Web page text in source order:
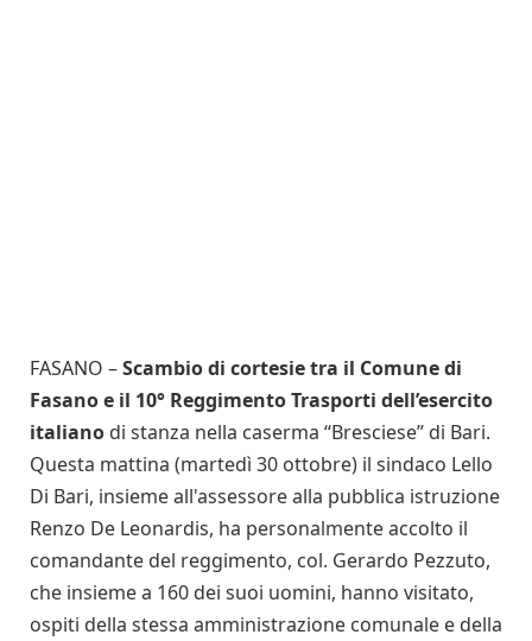
FASANO –Scambio di cortesie tra il Comune di
Fasano e il 10° Reggimento Trasporti dell’esercito
italiano di stanza nella caserma “Bresciese” di Bari.
Questa mattina (martedì 30 ottobre) il sindaco Lello
Di Bari, insieme all'assessore alla pubblica istruzione
Renzo De Leonardis, ha personalmente accolto il
comandante del reggimento, col. Gerardo Pezzuto,
che insieme a 160 dei suoi uomini, hanno visitato,
ospiti della stessa amministrazione comunale e della